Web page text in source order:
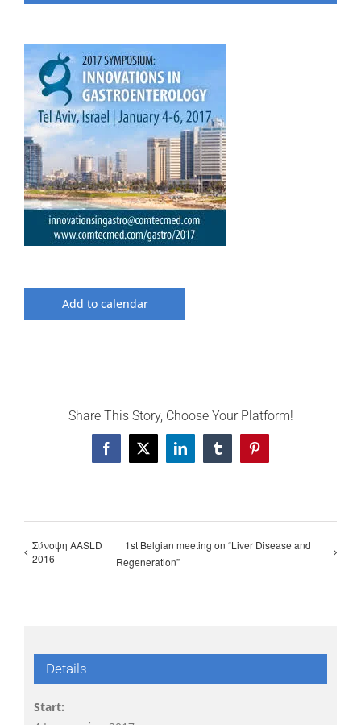
Add to calendar
Share This Story, Choose Your Platform!
Facebook
X LinkedInTumblrPinterest
Σύνοψη AASLD
2016
1st Belgian meeting on “Liver Disease and
Regeneration”
Details
Start: